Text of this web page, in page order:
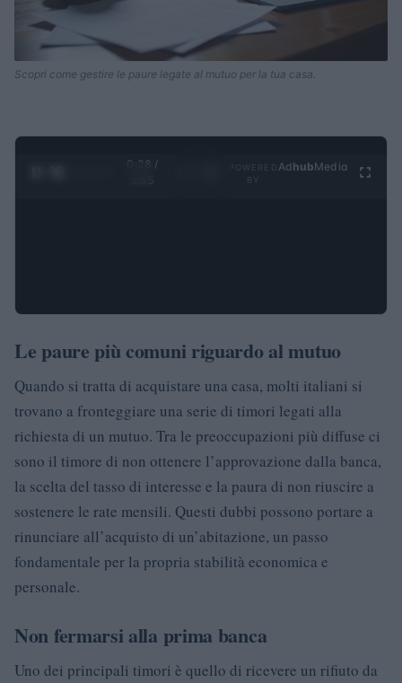
Scopri come gestire le paure legate al mutuo per la tua casa.
0:29 /
Ad hubMedia
Le paure più comuni riguardo al mutuo
Quando si tratta di acquistare una casa, molti italiani si
trovano a fronteggiare una serie di timori legati alla
richiesta di un mutuo. Tra le preoccupazioni più diffuse ci
sono il timore di non ottenere l’approvazione dalla banca,
la scelta del tasso di interesse e la paura di non riuscire a
sostenere le rate mensili. Questi dubbi possono portare a
rinunciare all’acquisto di un’abitazione, un passo
fondamentale per la propria stabilità economica e
personale.
Non fermarsi alla prima banca
Uno dei principali timori è quello di ricevere un rifiuto da